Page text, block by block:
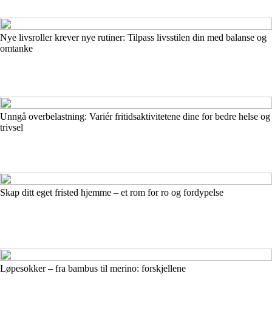
Nye livsroller krever nye rutiner: Tilpass livsstilen din med balanse og
omtanke
Unngå overbelastning: Variér fritidsaktivitetene dine for bedre helse og
trivsel
Skap ditt eget fristed hjemme – et rom for ro og fordypelse
Løpesokker – fra bambus til merino: forskjellene